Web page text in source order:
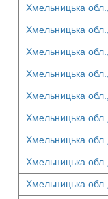
Хмельницька
Хмельницька
Хмельницька
Хмельницька
Хмельницька
Хмельницька
Хмельницька
Хмельницька
Хмельницька